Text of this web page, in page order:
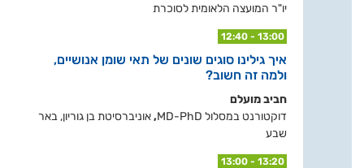
יו"ר המועצה הלאומית לסוכרת
12:40 - 13:00
איך גילינו סוגים שונים של תאי שומן אנושיים,
ולמה זה חשוב?
חביב מועלם
דוקטורנט במסלול MD-PhD
,אוניברסיטת בן גוריון, באר
שבע
13:00 - 13:20